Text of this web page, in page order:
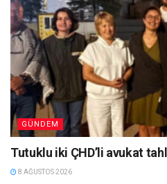
GÜNDEM
Tutuklu iki ÇHD’li avukat
8 AĞUSTOS 2026